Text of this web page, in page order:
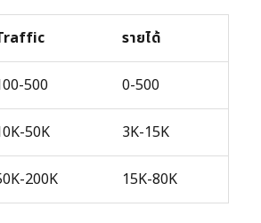
รายได้
500 0-500
50K 3K-15K
200K 15K-80K